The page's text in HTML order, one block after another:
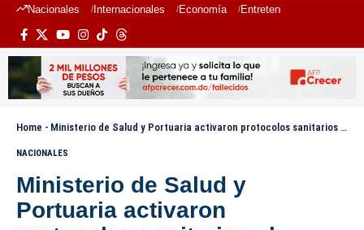
Nacionales Internacionales Economía Entretenimiento
Home - Ministerio de Salud y Portuaria activaron protocolos sanitarios al crucero con casos de norovirus en Puerto Plata
NACIONALES
Ministerio de Salud y
Portuaria activaron